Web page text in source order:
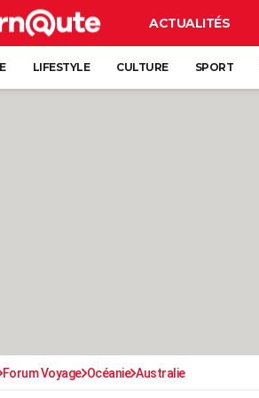
ACTUALITÉS
LIFESTYLE CULTURE SPORT
Forum Voyage Océanie Australie